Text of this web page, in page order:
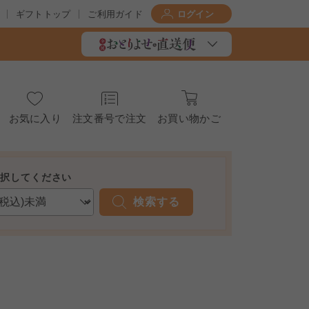
ギフトトップ ご利用ガイド ログイン
お気に入り 注文番号で注文 お買い物かご
してください
検索する